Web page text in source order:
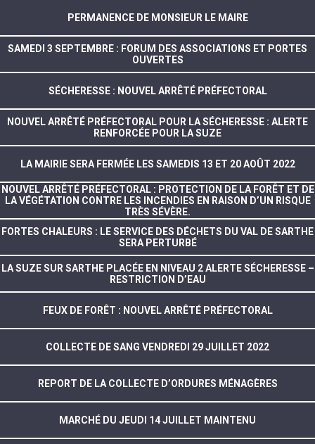
PERMANENCE DE MONSIEUR LE MAIRE
SAMEDI 3 SEPTEMBRE : FORUM DES ASSOCIATIONS ET PORTES
OUVERTES
SÉCHERESSE : NOUVEL ARRÊTÉ PRÉFECTORAL
NOUVEL ARRÊTÉ PRÉFECTORAL POUR LA SÉCHERESSE : ALERTE
RENFORCÉE POUR LA SUZE
LA MAIRIE SERA FERMÉE LES SAMEDIS 13 ET 20 AOÛT 2022
NOUVEL ARRÊTÉ PRÉFECTORAL : PROTECTION DE LA FORÊT ET DE
LA VÉGÉTATION CONTRE LES INCENDIES EN RAISON D’UN RISQUE
TRÈS SÉVÈRE.
FORTES CHALEURS : LE SERVICE DES DÉCHETS DU VAL DE SARTHE
SERA PERTURBÉ
LA SUZE SUR SARTHE PLACÉE EN NIVEAU 2 ALERTE SÉCHERESSE –
RESTRICTION D’EAU
FEUX DE FORÊT : NOUVEL ARRÊTÉ PRÉFECTORAL
COLLECTE DE SANG VENDREDI 29 JUILLET 2022
REPORT DE LA COLLECTE D’ORDURES MÉNAGÈRES
MARCHÉ DU JEUDI 14 JUILLET MAINTENU